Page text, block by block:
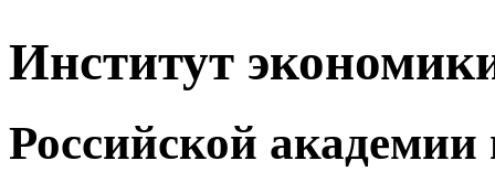
Институт
Российской академии